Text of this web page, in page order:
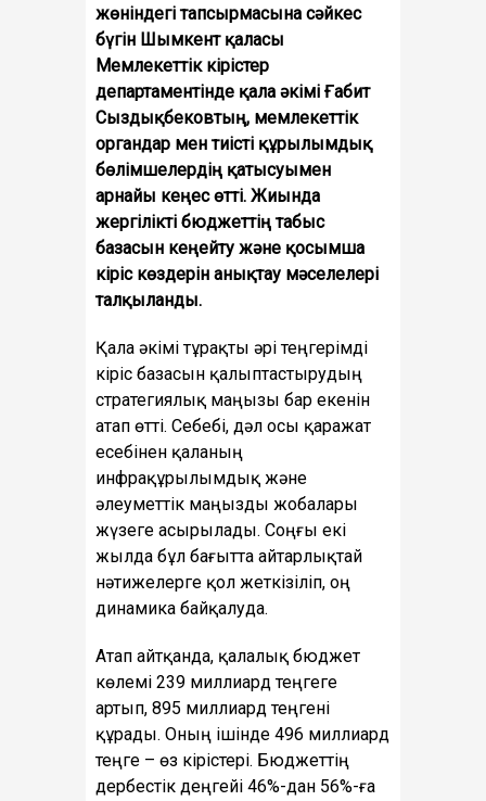
жөніндегі тапсырмасына сәйкес
бүгін Шымкент қаласы
Мемлекеттік кірістер
департаментінде қала әкімі Ғабит
Сыздықбековтың, мемлекеттік
органдар мен тиісті құрылымдық
бөлімшелердің қатысуымен
арнайы кеңес өтті. Жиында
жергілікті бюджеттің табыс
базасын кеңейту және қосымша
кіріс көздерін анықтау мәселелері
талқыланды.
Қала әкімі тұрақты әрі теңгерімді
кіріс базасын қалыптастырудың
стратегиялық маңызы бар екенін
атап өтті. Себебі, дәл осы қаражат
есебінен қаланың
инфрақұрылымдық және
әлеуметтік маңызды жобалары
жүзеге асырылады. Соңғы екі
жылда бұл бағытта айтарлықтай
нәтижелерге қол жеткізіліп, оң
динамика байқалуда.
Атап айтқанда, қалалық бюджет
көлемі 239 миллиард теңгеге
артып, 895 миллиард теңгені
құрады. Оның ішінде 496 миллиард
теңге – өз кірістері. Бюджеттің
дербестік деңгейі 46%-дан 56%-ға